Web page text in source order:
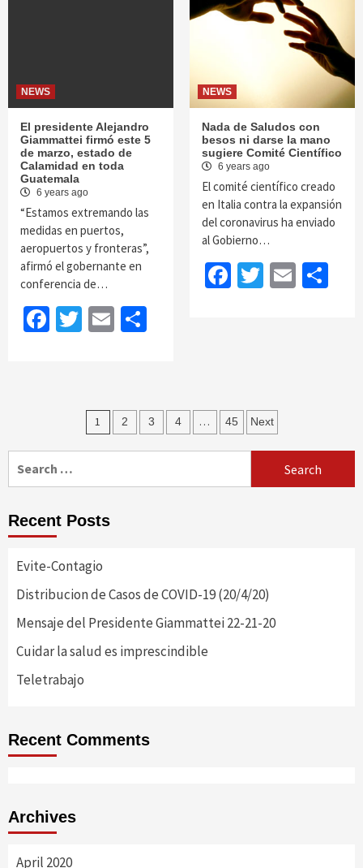
NEWS
El presidente Alejandro
Giammattei firmó este 5
de marzo, estado de
Calamidad en toda
Guatemala
6 years ago
“Estamos extremando las
medidas en puertos,
aeropuertos y fronteras”,
afirmó el gobernante en
conferencia de…
Facebook
Twitter
Email
NEWS
Nada de Saludos con
besos ni darse la mano
sugiere Comité Científico
6 years ago
El comité científico creado
en Italia contra la expansión
del coronavirus ha enviado
al Gobierno…
Facebook
Twitter
Email
Posts
navigation
1 2 3 4 … 45 Next
Recent Posts
Evite-Contagio
Distribucion de Casos de COVID-19 (20/4/20)
Mensaje del Presidente Giammattei 22-21-20
Cuidar la salud es imprescindible
Teletrabajo
Recent Comments
Archives
April 2020